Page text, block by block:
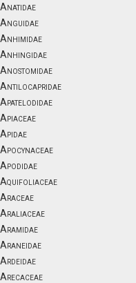
Anatidae
Anguidae
Anhimidae
Anhingidae
Anostomidae
Antilocapridae
Apatelodidae
Apiaceae
Apidae
Apocynaceae
Apodidae
Aquifoliaceae
Araceae
Araliaceae
Aramidae
Araneidae
Ardeidae
Arecaceae